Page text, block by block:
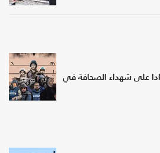
حدادا على شهداء الصحافة في